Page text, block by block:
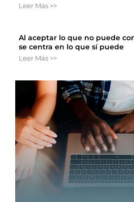
Leer Más >>
Al aceptar lo que no puede
se centra en lo que sí puede
Leer Más >>